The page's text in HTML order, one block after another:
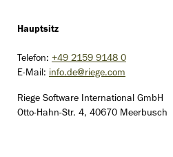
Hauptsitz
Telefon: +49 2159 9148 0
E-Mail: info.de@riege.com
Riege Software International GmbH
Otto-Hahn-Str. 4, 40670 Meerbusch